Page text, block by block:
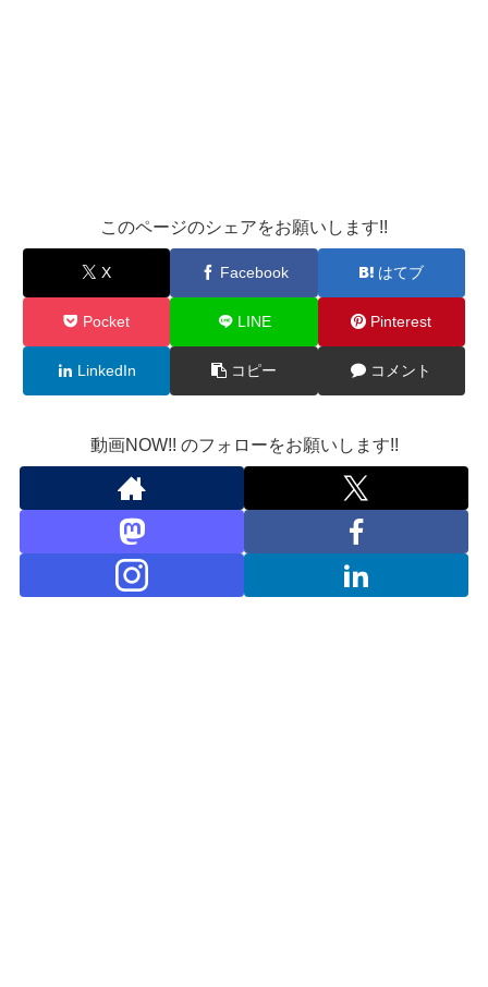
このページのシェアをお願いします!!
X Facebook はてブ
Pocket LINE Pinterest
LinkedIn コピー コメント
動画NOW!! のフォローをお願いします!!